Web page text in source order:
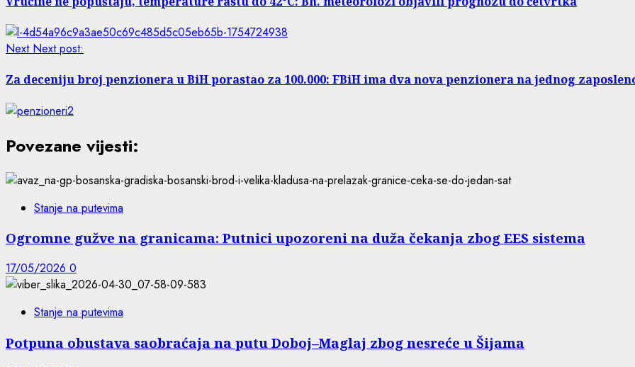
Next Next post:
Za deceniju broj penzionera u BiH porastao za 100.000: FBiH ima dva nova penzionera na jednog
Povezane vijesti:
Stanje na putevima
Ogromne gužve na granicama: Putnici upozoreni na duža čekanja zbog EES sistema
17/05/2026 0
Stanje na putevima
Potpuna obustava saobraćaja na putu Doboj–Maglaj zbog nesreće u Šijama